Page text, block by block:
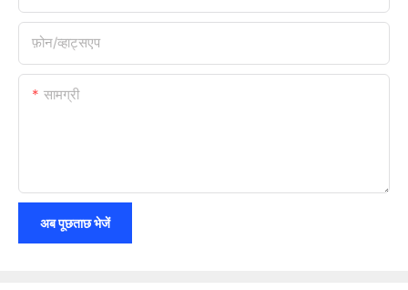
फ़ोन/व्हाट्सएप
सामग्री
अब पूछताछ भेजें